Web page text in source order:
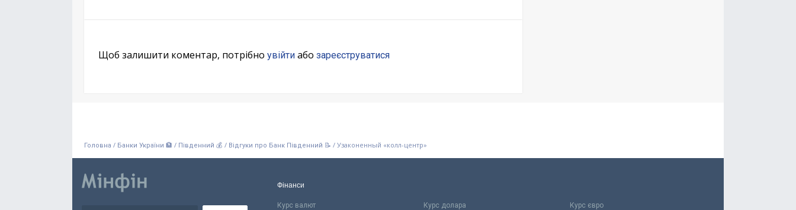
Щоб залишити коментар, потрібно увійти або зареєструватися
Головна / Банки України 🏦 / Південний 💰 / Відгуки про Банк Південний 📝 / Узаконенный «колл-центр»
Фінанси
Курс валют Курс долара
Курс євро